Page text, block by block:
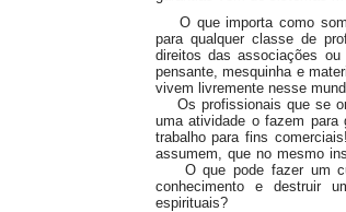
O que importa como
para qualquer classe de
direitos das associações
pensante, mesquinha e
vivem livremente nesse
Os profissionais que se
uma atividade o fazem para
trabalho para fins
assumem, que no mesmo
O que pode fazer um
conhecimento e destruir
espirituais?